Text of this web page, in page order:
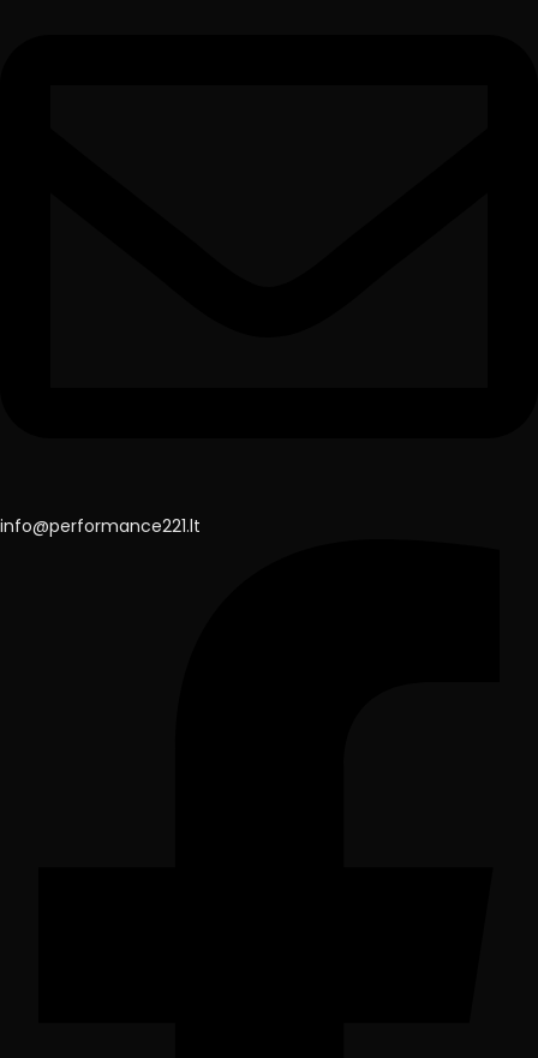
info@performance221.lt